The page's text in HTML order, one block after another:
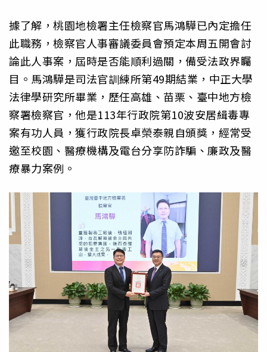
據了解，桃園地檢署主任檢察官馬鴻驊已內定擔任
此職務，檢察官人事審議委員會預定本周五開會討
論此人事案，屆時是否能順利過關，備受法政界矚
目。馬鴻驊是司法官訓練所第49期結業，中正大學
法律學研究所畢業，歷任高雄、苗栗、臺中地方檢
察署檢察官，他是113年行政院第10波安居緝毒專
案有功人員，獲行政院長卓榮泰親自頒獎，經常受
邀至校園、醫療機構及電台分享防詐騙、廉政及醫
療暴力案例。